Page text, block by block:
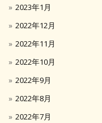
2023年1月
2022年12月
2022年11月
2022年10月
2022年9月
2022年8月
2022年7月